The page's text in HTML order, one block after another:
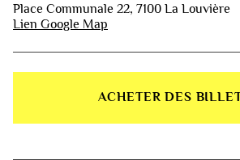
Place Communale 22, 7100 La Louvière
Lien Google Map
ACHETER DES